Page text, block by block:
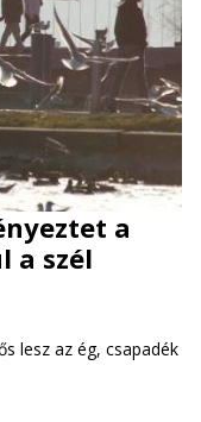
a
a szél
lesz az ég, csapadék